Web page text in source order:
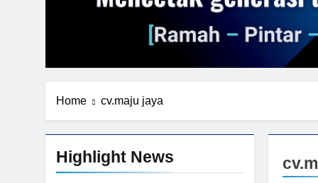
Home cv.maju jaya
Highlight News